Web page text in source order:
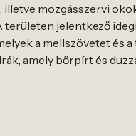
mozgásszervi
területen jelentkező
a mellszövetet és
amely bőrpírt és